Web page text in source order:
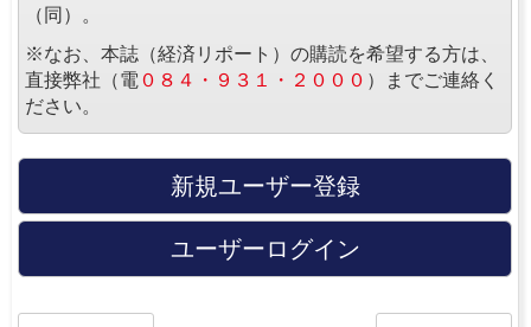
（同）。
※なお、本誌（経済リポート）の購読を希望する方は、
直接弊社（電 ０８４・９３１・２０００ ）までご連絡く
ださい。
新規ユーザー登録
ユーザーログイン